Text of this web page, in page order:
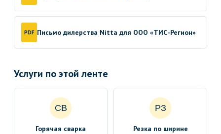
PDF Письмо дилерства Nitta для ООО «ТИС-Регион»
Услуги по этой ленте
СВ
Горячая сварка
РЗ
Резка по ширине